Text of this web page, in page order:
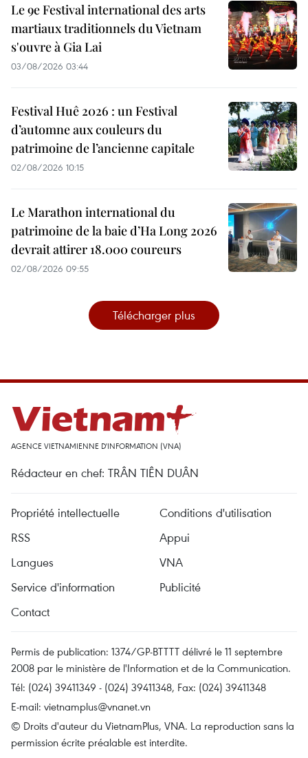
Le 9e Festival international des arts
martiaux traditionnels du Vietnam
s'ouvre à Gia Lai
03/08/2026 03:44
Festival Huê 2026 : un Festival
d’automne aux couleurs du
patrimoine de l’ancienne capitale
02/08/2026 10:15
Le Marathon international du
patrimoine de la baie d’Ha Long 2026
devrait attirer 18.000 coureurs
02/08/2026 09:55
Télécharger plus
AGENCE VIETNAMIENNE D'INFORMATION (VNA)
Rédacteur en chef: TRÂN TIÊN DUÂN
Propriété intellectuelle
Conditions d'utilisation
RSS
Appui
Langues
VNA
Service d'information
Publicité
Contact
Permis de publication: 1374/GP-BTTTT délivré le 11 septembre
2008 par le ministère de l'Information et de la Communication.
Tél: (024) 39411349 - (024) 39411348, Fax: (024) 39411348
E-mail: vietnamplus@vnanet.vn
© Droits d'auteur du VietnamPlus, VNA. La reproduction sans la
permission écrite préalable est interdite.